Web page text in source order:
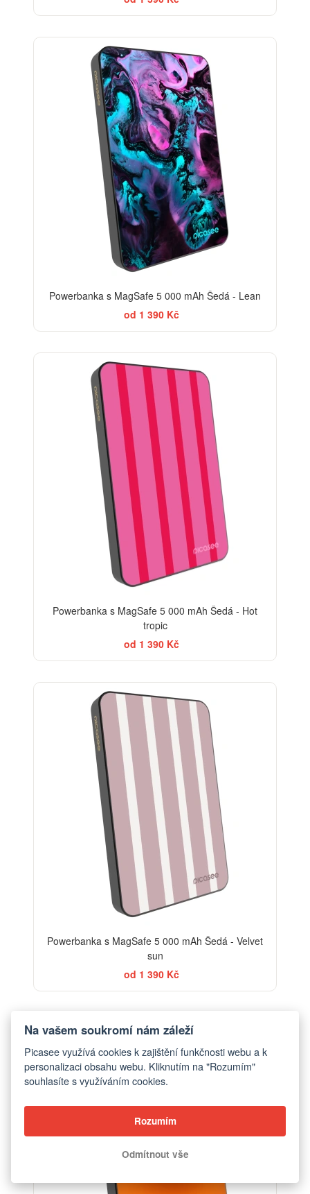
Powerbanka s MagSafe 5 000 mAh Šedá - Lean
od 1 390 Kč
Powerbanka s MagSafe 5 000 mAh Šedá - Hot
tropic
od 1 390 Kč
Powerbanka s MagSafe 5 000 mAh Šedá - Velvet
sun
od 1 390 Kč
Na vašem soukromí nám záleží
Picasee využívá cookies k zajištění funkčnosti webu a k
personalizaci obsahu webu. Kliknutím na "Rozumím"
souhlasíte s využíváním cookies.
Rozumím
Odmítnout vše